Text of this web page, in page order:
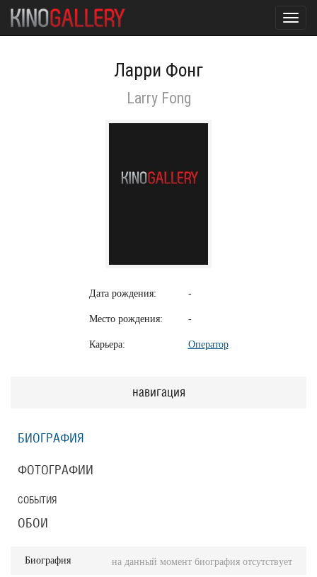
Ларри Фонг
Larry Fong
Дата рождения: -
Место рождения: -
Карьера: Оператор
навигация
БИОГРАФИЯ
ФОТОГРАФИИ
СОБЫТИЯ
ОБОИ
Биография на данный момент биография отсутствует